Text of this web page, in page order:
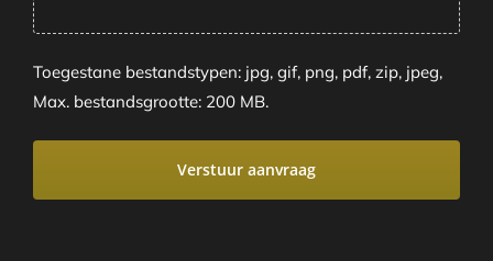
Toegestane bestandstypen: jpg, gif, png, pdf, zip, jpeg,
Max. bestandsgrootte: 200 MB.